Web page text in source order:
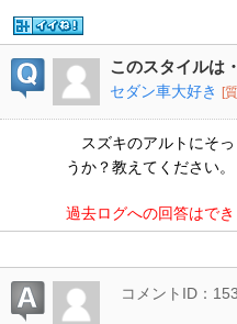
このスタイルは
セダン車大好き [
スズキのアルトにそっ
うか？教えてください。
過去ログへの回答はでき
コメントID：